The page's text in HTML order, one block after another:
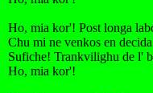
Ho, mia kor'! Post longa
Chu mi ne venkos en
Sufiche! Trankvilighu de l'
Ho, mia kor'!